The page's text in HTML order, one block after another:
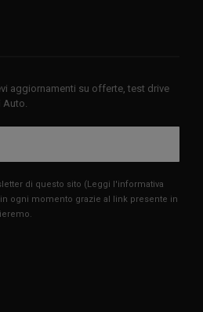
aggiornamenti su offerte, test drive
di questo sito (Leggi l'informativa
ogni momento grazie al link presente in